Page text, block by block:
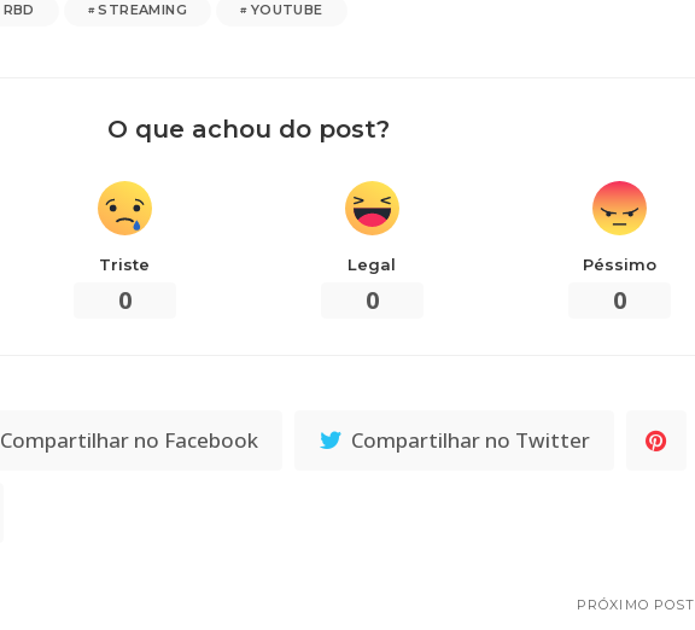
RBD STREAMING YOUTUBE
O que achou do post?
Triste
0
Legal
0
Péssimo
0
Compartilhar no Facebook Compartilhar no Twitter
PRÓXIMO POST